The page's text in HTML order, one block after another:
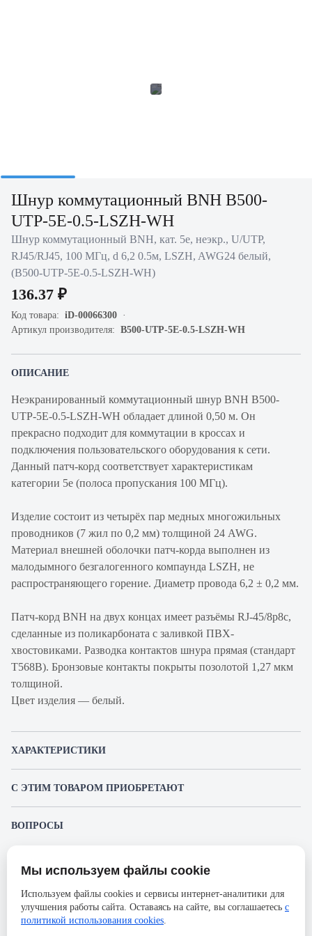
Шнур коммутационный BNH B500-
UTP-5E-0.5-LSZH-WH
Шнур коммутационный BNH, кат. 5е, неэкр., U/UTP,
RJ45/RJ45, 100 МГц, d 6,2 0.5м, LSZH, AWG24 белый,
(B500-UTP-5E-0.5-LSZH-WH)
136.37 ₽
Код товара: iD-00066300
Артикул производителя: B500-UTP-5E-0.5-LSZH-WH
ОПИСАНИЕ
Неэкранированный коммутационный шнур BNH B500-
UTP-5E-0.5-LSZH-WH обладает длиной 0,50 м. Он
прекрасно подходит для коммутации в кроссах и
подключения пользовательского оборудования к сети.
Данный патч-корд соответствует характеристикам
категории 5e (полоса пропускания 100 МГц).
Изделие состоит из четырёх пар медных многожильных
проводников (7 жил по 0,2 мм) толщиной 24 AWG.
Материал внешней оболочки патч-корда выполнен из
малодымного безгалогенного компаунда LSZH, не
распространяющего горение. Диаметр провода 6,2 ± 0,2 мм.
Патч-корд BNH на двух концах имеет разъёмы RJ-45/8p8c,
сделанные из поликарбоната с заливкой ПВХ-
хвостовиками. Разводка контактов шнура прямая (стандарт
T568B). Бронзовые контакты покрыты позолотой 1,27 мкм
толщиной.
Цвет изделия — белый.
ХАРАКТЕРИСТИКИ
Длина, м
0.5
С ЭТИМ ТОВАРОМ ПРИОБРЕТАЮТ
BNH B100.1-48-5E-UNB
Коммутационная патч-панель
ВОПРОСЫ
Пожалуйста, авторизуйтесь, чтобы иметь
возможность оставлять вопросы.
Представленные изображения и характеристики могут отличаться от реального
без предварительного уведомления. Компания АйДистрибьют не несёт
ответственности в случае не соответствия текущей модели товаров фотографиям,
размещённым в карточке товара.
Мы используем файлы cookie
Используем файлы cookies и сервисы интернет-аналитики для
улучшения работы сайта. Оставаясь на сайте, вы соглашаетесь с
политикой использования cookies.